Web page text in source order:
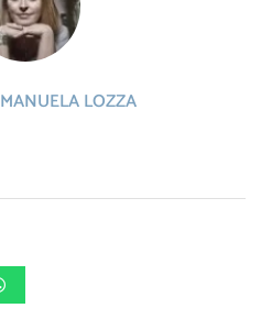
MANUELA LOZZA